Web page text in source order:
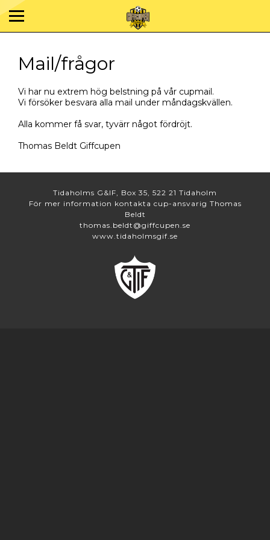
Mail/frågor
Vi har nu extrem hög belstning på vår cupmail.
​Vi försöker besvara alla mail under måndagskvällen.
​Alla kommer få svar, tyvärr något fördröjt.
Thomas Beldt Giffcupen
Tidaholms G&IF, Box 35, 522 21 Tidaholm
För mer information kontakta cup-ansvarig Thomas
Beldt
thomas.beldt@giffcupen.se
www.tidaholmsgif.se